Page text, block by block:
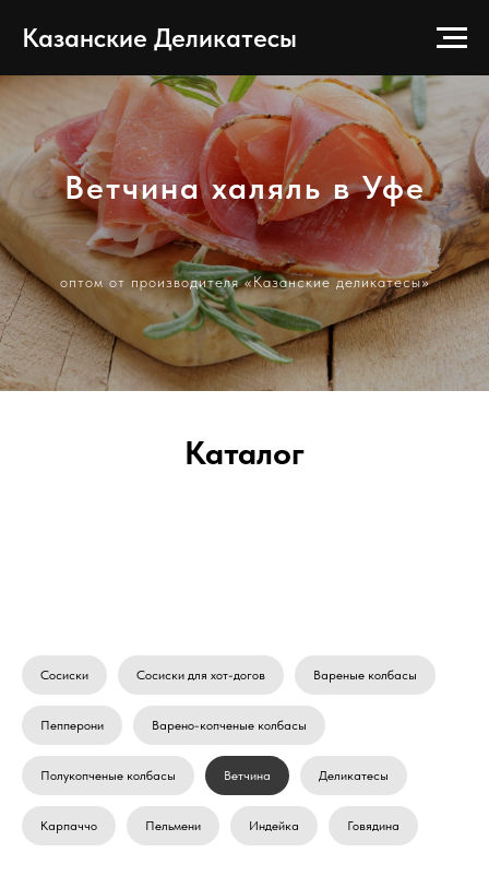
Казанские Деликатесы
Ветчина халяль в Уфе
оптом от производителя «Казанские деликатесы»
Каталог
Сосиски Сосиски для хот-догов Вареные колбасы
Пепперони Варено-копченые колбасы
Полукопченые колбасы Ветчина Деликатесы
Карпаччо Пельмени Индейка Говядина